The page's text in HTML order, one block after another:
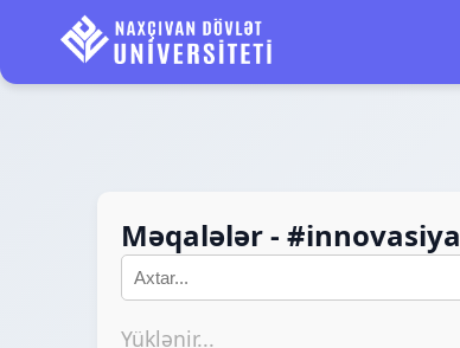
Məqalələr - #innovasiya
Yüklənir...